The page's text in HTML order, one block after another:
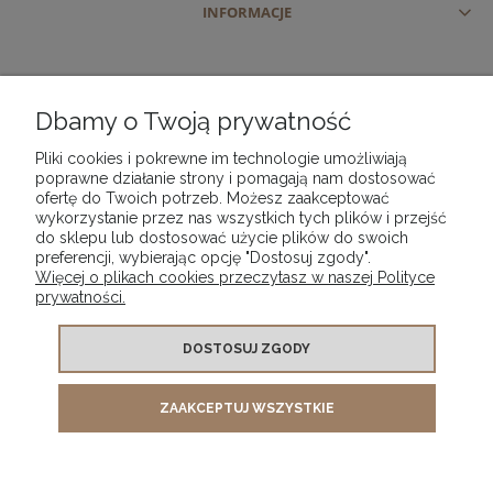
zastosowanie sprawiają, że są produktem o wysokiej
rotacji i bezpiecznym wyborze do oferty hurtowej.
Uproszczona rozmiarówka i klasyczna
kolorystyka
Dzięki elastyczności materiału podkolanówki stretch
często dostępne są w rozmiarach uniwersalnych, co
Najczęściej wybierane kolory, takie jak czarny, beżowy,
naturalny czy grafitowy, odpowiadają oczekiwaniom
rynku i sprzyjają szybkiej sprzedaży.
INFORMACJE
Dbamy o Twoją prywatność
Pliki cookies i pokrewne im technologie umożliwiają
poprawne działanie strony i pomagają nam dostosować
ofertę do Twoich potrzeb. Możesz zaakceptować
wykorzystanie przez nas wszystkich tych plików i przejść
do sklepu lub dostosować użycie plików do swoich
preferencji, wybierając opcję "Dostosuj zgody".
Więcej o plikach cookies przeczytasz w naszej Polityce
prywatności.
DOSTOSUJ ZGODY
ZAAKCEPTUJ WSZYSTKIE